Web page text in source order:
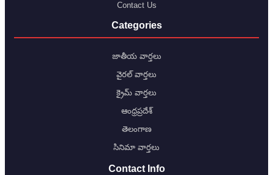
Contact Us
Categories
జాతీయ వార్తలు
వైరల్ వార్తలు
క్రైమ్ వార్తలు
ఆంధ్రప్రదేశ్
తెలంగాణ
సినిమా వార్తలు
Contact Info